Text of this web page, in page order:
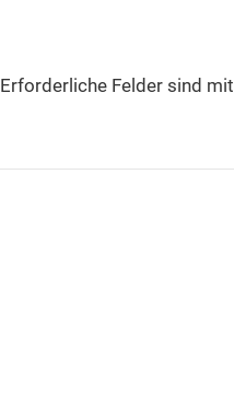
Erforderliche Felder sind mit